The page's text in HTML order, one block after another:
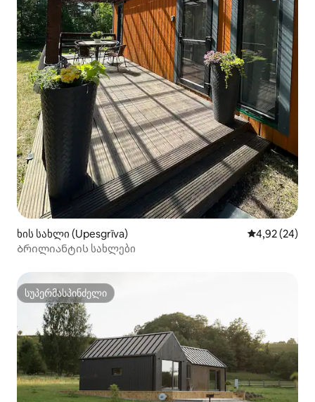
ხის სახლი (Upesgrīva) საშუალო
4,92 (24)
Ბრილიანტის სახლები
სუპერმასპინძელი
სუპერმასპინძელი